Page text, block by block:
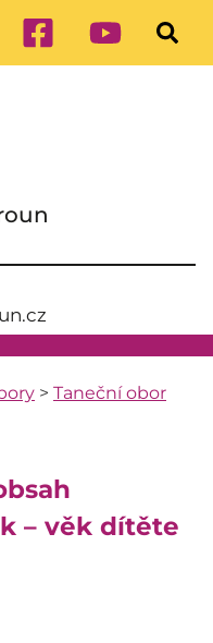
> Taneční obor
– věk dítěte